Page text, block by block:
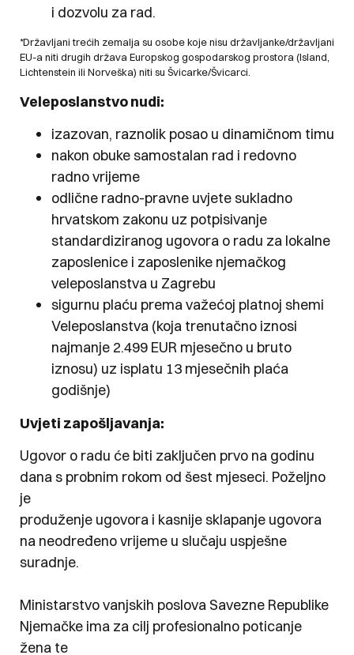
i dozvolu za rad.
*Državljani trećih zemalja su osobe koje nisu državljanke/državljani
EU-a niti drugih država Europskog gospodarskog prostora (Island,
Lichtenstein ili Norveška) niti su Švicarke/Švicarci.
Veleposlanstvo nudi:
izazovan, raznolik posao u dinamičnom timu
nakon obuke samostalan rad i redovno
radno vrijeme
odlične radno-pravne uvjete sukladno
hrvatskom zakonu uz potpisivanje
standardiziranog ugovora o radu za lokalne
zaposlenice i zaposlenike njemačkog
veleposlanstva u Zagrebu
sigurnu plaću prema važećoj platnoj shemi
Veleposlanstva (koja trenutačno iznosi
najmanje 2.499 EUR mjesečno u bruto
iznosu) uz isplatu 13 mjesečnih plaća
godišnje)
Uvjeti zapošljavanja:
Ugovor o radu će biti zaključen prvo na godinu
dana s probnim rokom od šest mjeseci. Poželjno
je
produženje ugovora i kasnije sklapanje ugovora
na neodređeno vrijeme u slučaju uspješne
suradnje.
Ministarstvo vanjskih poslova Savezne Republike
Njemačke ima za cilj profesionalno poticanje
žena te